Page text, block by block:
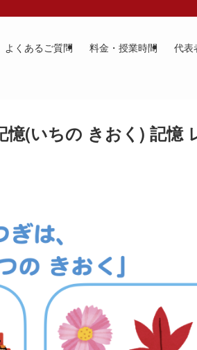
よくあるご質問 料金・授業時間 代表
憶(いちの きおく) 記憶